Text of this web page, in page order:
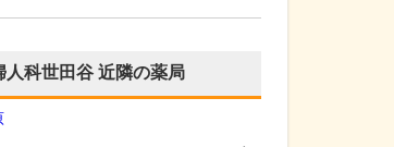
人科世田谷 近隣の薬局